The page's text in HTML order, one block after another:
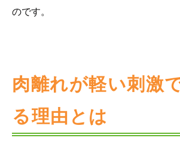
のです。
肉離れが軽い刺激
る理由とは